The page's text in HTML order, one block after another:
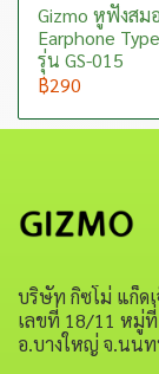
Gizmo หูฟังสม
Earphone
รุ่น GS-015
฿290
บริษัท กิซโม่ แก็ด
เลขที่ 18/11 หมู่ที่
อ.บางใหญ่ จ.นน